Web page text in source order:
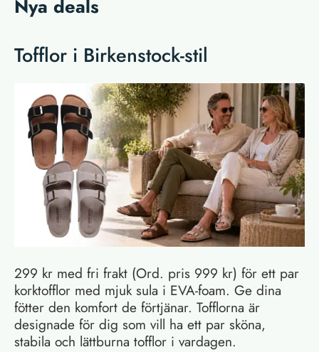
Nya deals
Tofflor i Birkenstock-stil
299 kr med fri frakt (Ord. pris 999 kr) för ett par
korktofflor med mjuk sula i EVA-foam. Ge dina
fötter den komfort de förtjänar. Tofflorna är
designade för dig som vill ha ett par sköna,
stabila och lättburna tofflor i vardagen.